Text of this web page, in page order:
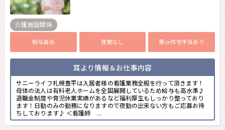
介護施設関係
給与高め 夜勤なし 寮or住宅手当あり
耳より情報＆お仕事内容
サニーライフ札幌豊平は入居者様の看護業務全般を行って頂きます！
母体の法人は有料老人ホームを全国展開しているため給与も高水準♪
退職金制度や育児休業実績があるなど福利厚生もしっかり整っており
ます！日勤のみの勤務になりますので夜勤の出来ない方もご応募お待
ちしております♪ ＜看護師 ...